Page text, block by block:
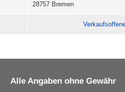
28757 Bremen
Alle Angaben ohne Gewähr